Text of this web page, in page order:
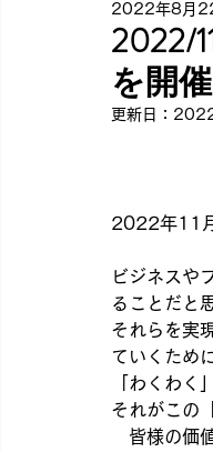
2022/
を開
2022年8月
更新日：
2022年11
ビジネスや
ることだと
それらを実
ていくため
「わくわく
それがこの
皆様の価